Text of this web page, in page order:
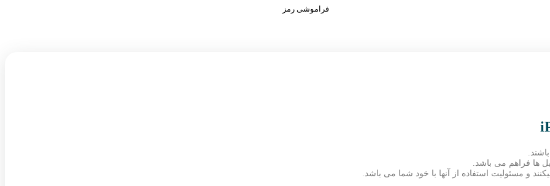
فراموشی رمز
و مسئولیت استفاده از آنها با خود شما می باشد.